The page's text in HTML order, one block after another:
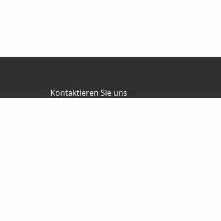
Kontaktieren Sie uns